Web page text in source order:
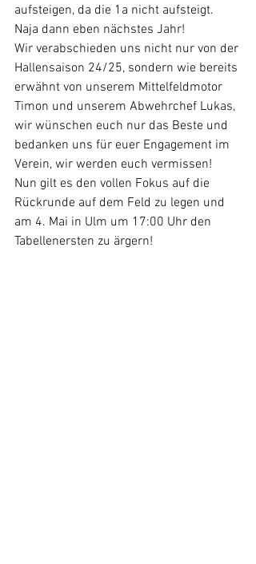
aufsteigen, da die 1a nicht aufsteigt.
Naja dann eben nächstes Jahr!
Wir verabschieden uns nicht nur von der
Hallensaison 24/25, sondern wie bereits
erwähnt von unserem Mittelfeldmotor
Timon und unserem Abwehrchef Lukas,
wir wünschen euch nur das Beste und
bedanken uns für euer Engagement im
Verein, wir werden euch vermissen!
Nun gilt es den vollen Fokus auf die
Rückrunde auf dem Feld zu legen und
am 4. Mai in Ulm um 17:00 Uhr den
Tabellenersten zu ärgern!